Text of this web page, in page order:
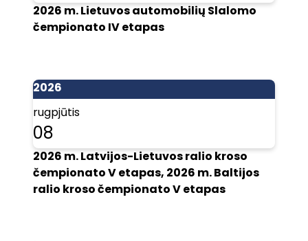
2026 m. Lietuvos automobilių Slalomo
čempionato IV etapas
2026
rugpjūtis
08
2026 m. Latvijos-Lietuvos ralio kroso
čempionato V etapas, 2026 m. Baltijos
ralio kroso čempionato V etapas